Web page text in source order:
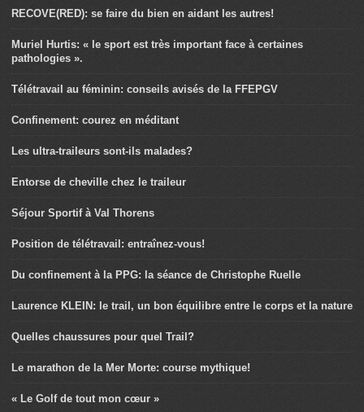
RECOVE(RED): se faire du bien en aidant les autres!
Muriel Hurtis: « le sport est très important face à certaines
pathologies ».
Télétravail au féminin: conseils avisés de la FFEPGV
Confinement: courez en méditant
Les ultra-traileurs sont-ils malades?
Entorse de cheville chez le traileur
Séjour Sportif à Val Thorens
Position de télétravail: entraînez-vous!
Du confinement à la PPG: la séance de Christophe Ruelle
Laurence KLEIN: le trail, un bon équilibre entre le corps et la nature
Quelles chaussures pour quel Trail?
Le marathon de la Mer Morte: course mythique!
« Le Golf de tout mon cœur »